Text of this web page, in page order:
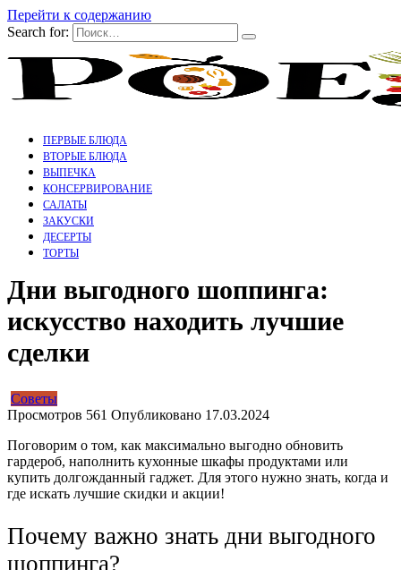
Перейти к содержанию
Search for:
ПЕРВЫЕ БЛЮДА
ВТОРЫЕ БЛЮДА
ВЫПЕЧКА
КОНСЕРВИРОВАНИЕ
САЛАТЫ
ЗАКУСКИ
ДЕСЕРТЫ
ТОРТЫ
Дни выгодного шоппинга:
искусство находить лучшие
сделки
Советы
Просмотров 561 Опубликовано 17.03.2024
Поговорим о том, как максимально выгодно обновить
гардероб, наполнить кухонные шкафы продуктами или
купить долгожданный гаджет. Для этого нужно знать, когда и
где искать лучшие скидки и акции!
Почему важно знать дни выгодного
шоппинга?